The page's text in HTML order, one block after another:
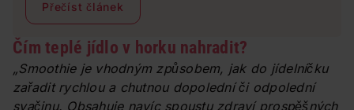
zdravou výživu, Ing. Kristýny Rybovičové.
Přečíst článek
Čím teplé jídlo v horku nahradit?
„Smoothie je vhodným způsobem, jak do jídelníčku
zařadit rychlou a chutnou dopolední či odpolední
svačinu. Obsahuje navíc spoustu zdraví prospěšných